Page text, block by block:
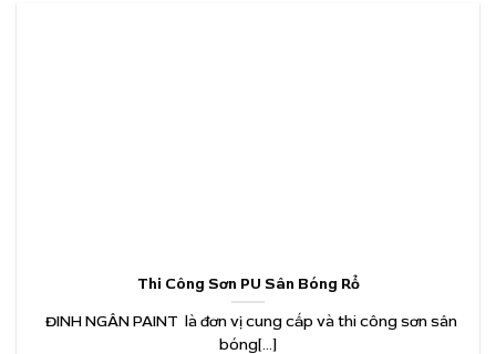
Thi Công Sơn PU Sân Bóng Rổ
ĐINH NGÂN PAINT là đơn vị cung cấp và thi công sơn sân
bóng[...]